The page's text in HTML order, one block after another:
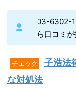
03-6302-
ら口コミが
チェック
子浩法
な対処法